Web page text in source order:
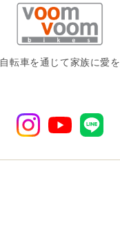
自転車を通じて家族に愛を